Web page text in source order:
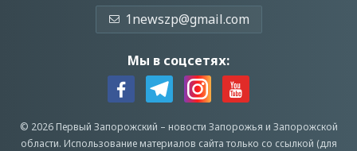
1newszp@gmail.com
Мы в соцсетях:
© 2026 Первый Запорожский – новости Запорожья и Запорожской
области. Использование материалов сайта только со ссылкой (для